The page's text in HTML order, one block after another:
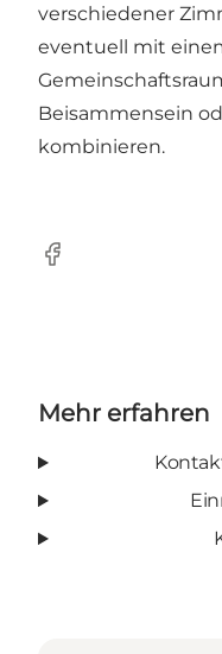
verschiedener
eventuell mit
Beisammensein
kombinieren.
Facebook
Mehr erfahren